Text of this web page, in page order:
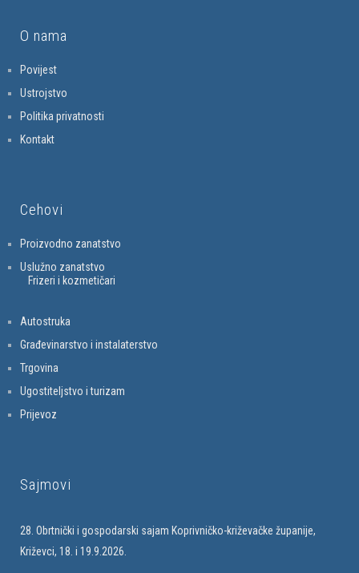
O nama
Povijest
Ustrojstvo
Politika privatnosti
Kontakt
Cehovi
Proizvodno zanatstvo
Uslužno zanatstvo
Frizeri i kozmetičari
Autostruka
Građevinarstvo i instalaterstvo
Trgovina
Ugostiteljstvo i turizam
Prijevoz
Sajmovi
28. Obrtnički i gospodarski sajam Koprivničko-križevačke županije,
Križevci, 18. i 19.9.2026.